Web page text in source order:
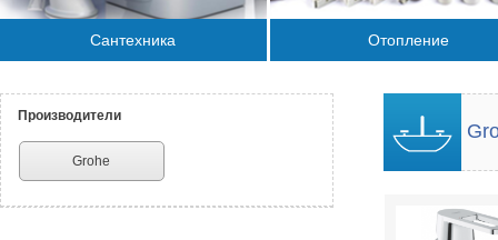
Сантехника Отопление
Производители
Grohe